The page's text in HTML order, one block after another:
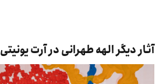
آثار دیگر الهه طهرانی در آرت یونیتی